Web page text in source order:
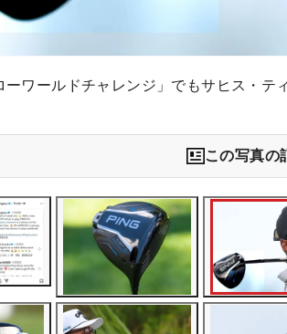
ーワールドチャレンジ」でもサヒス・
この写真の